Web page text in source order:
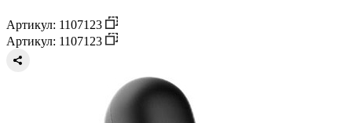
Артикул: 1107123
Артикул: 1107123